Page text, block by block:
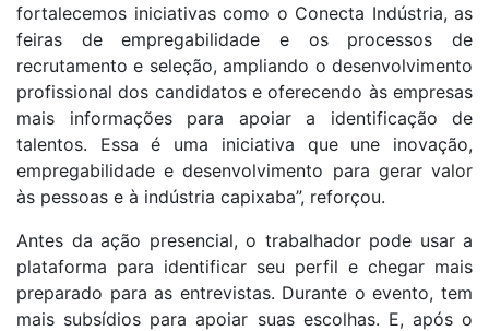
fortalecemos iniciativas como o Conecta Indústria, as
feiras de empregabilidade e os processos de
recrutamento e seleção, ampliando o desenvolvimento
profissional dos candidatos e oferecendo às empresas
mais informações para apoiar a identificação de
talentos. Essa é uma iniciativa que une inovação,
empregabilidade e desenvolvimento para gerar valor
às pessoas e à indústria capixaba”, reforçou.
Antes da ação presencial, o trabalhador pode usar a
plataforma para identificar seu perfil e chegar mais
preparado para as entrevistas. Durante o evento, tem
mais subsídios para apoiar suas escolhas. E, após o